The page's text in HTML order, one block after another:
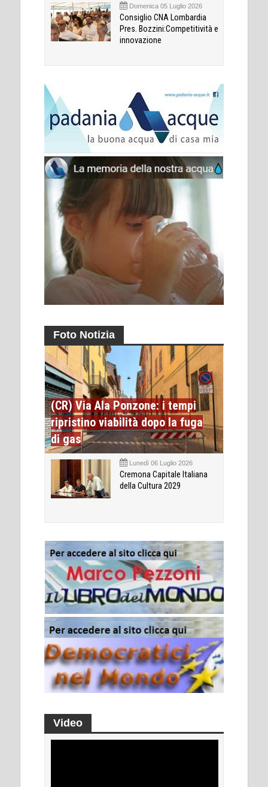
Domenica 05 Luglio 2026
Consiglio CNA Lombardia
Pres. Bozzini:Competitività e
innovazione
Foto Notizia
(CR) Via Ala Ponzone: i tempi
ripristino viabilità dopo la fuga
di gas
Lunedì 06 Luglio 2026
Cremona Capitale Italiana
della Cultura 2029
Video